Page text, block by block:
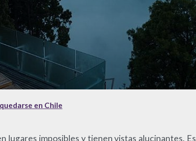
en Chile
lugares imposibles y tienen vistas alucinantes.